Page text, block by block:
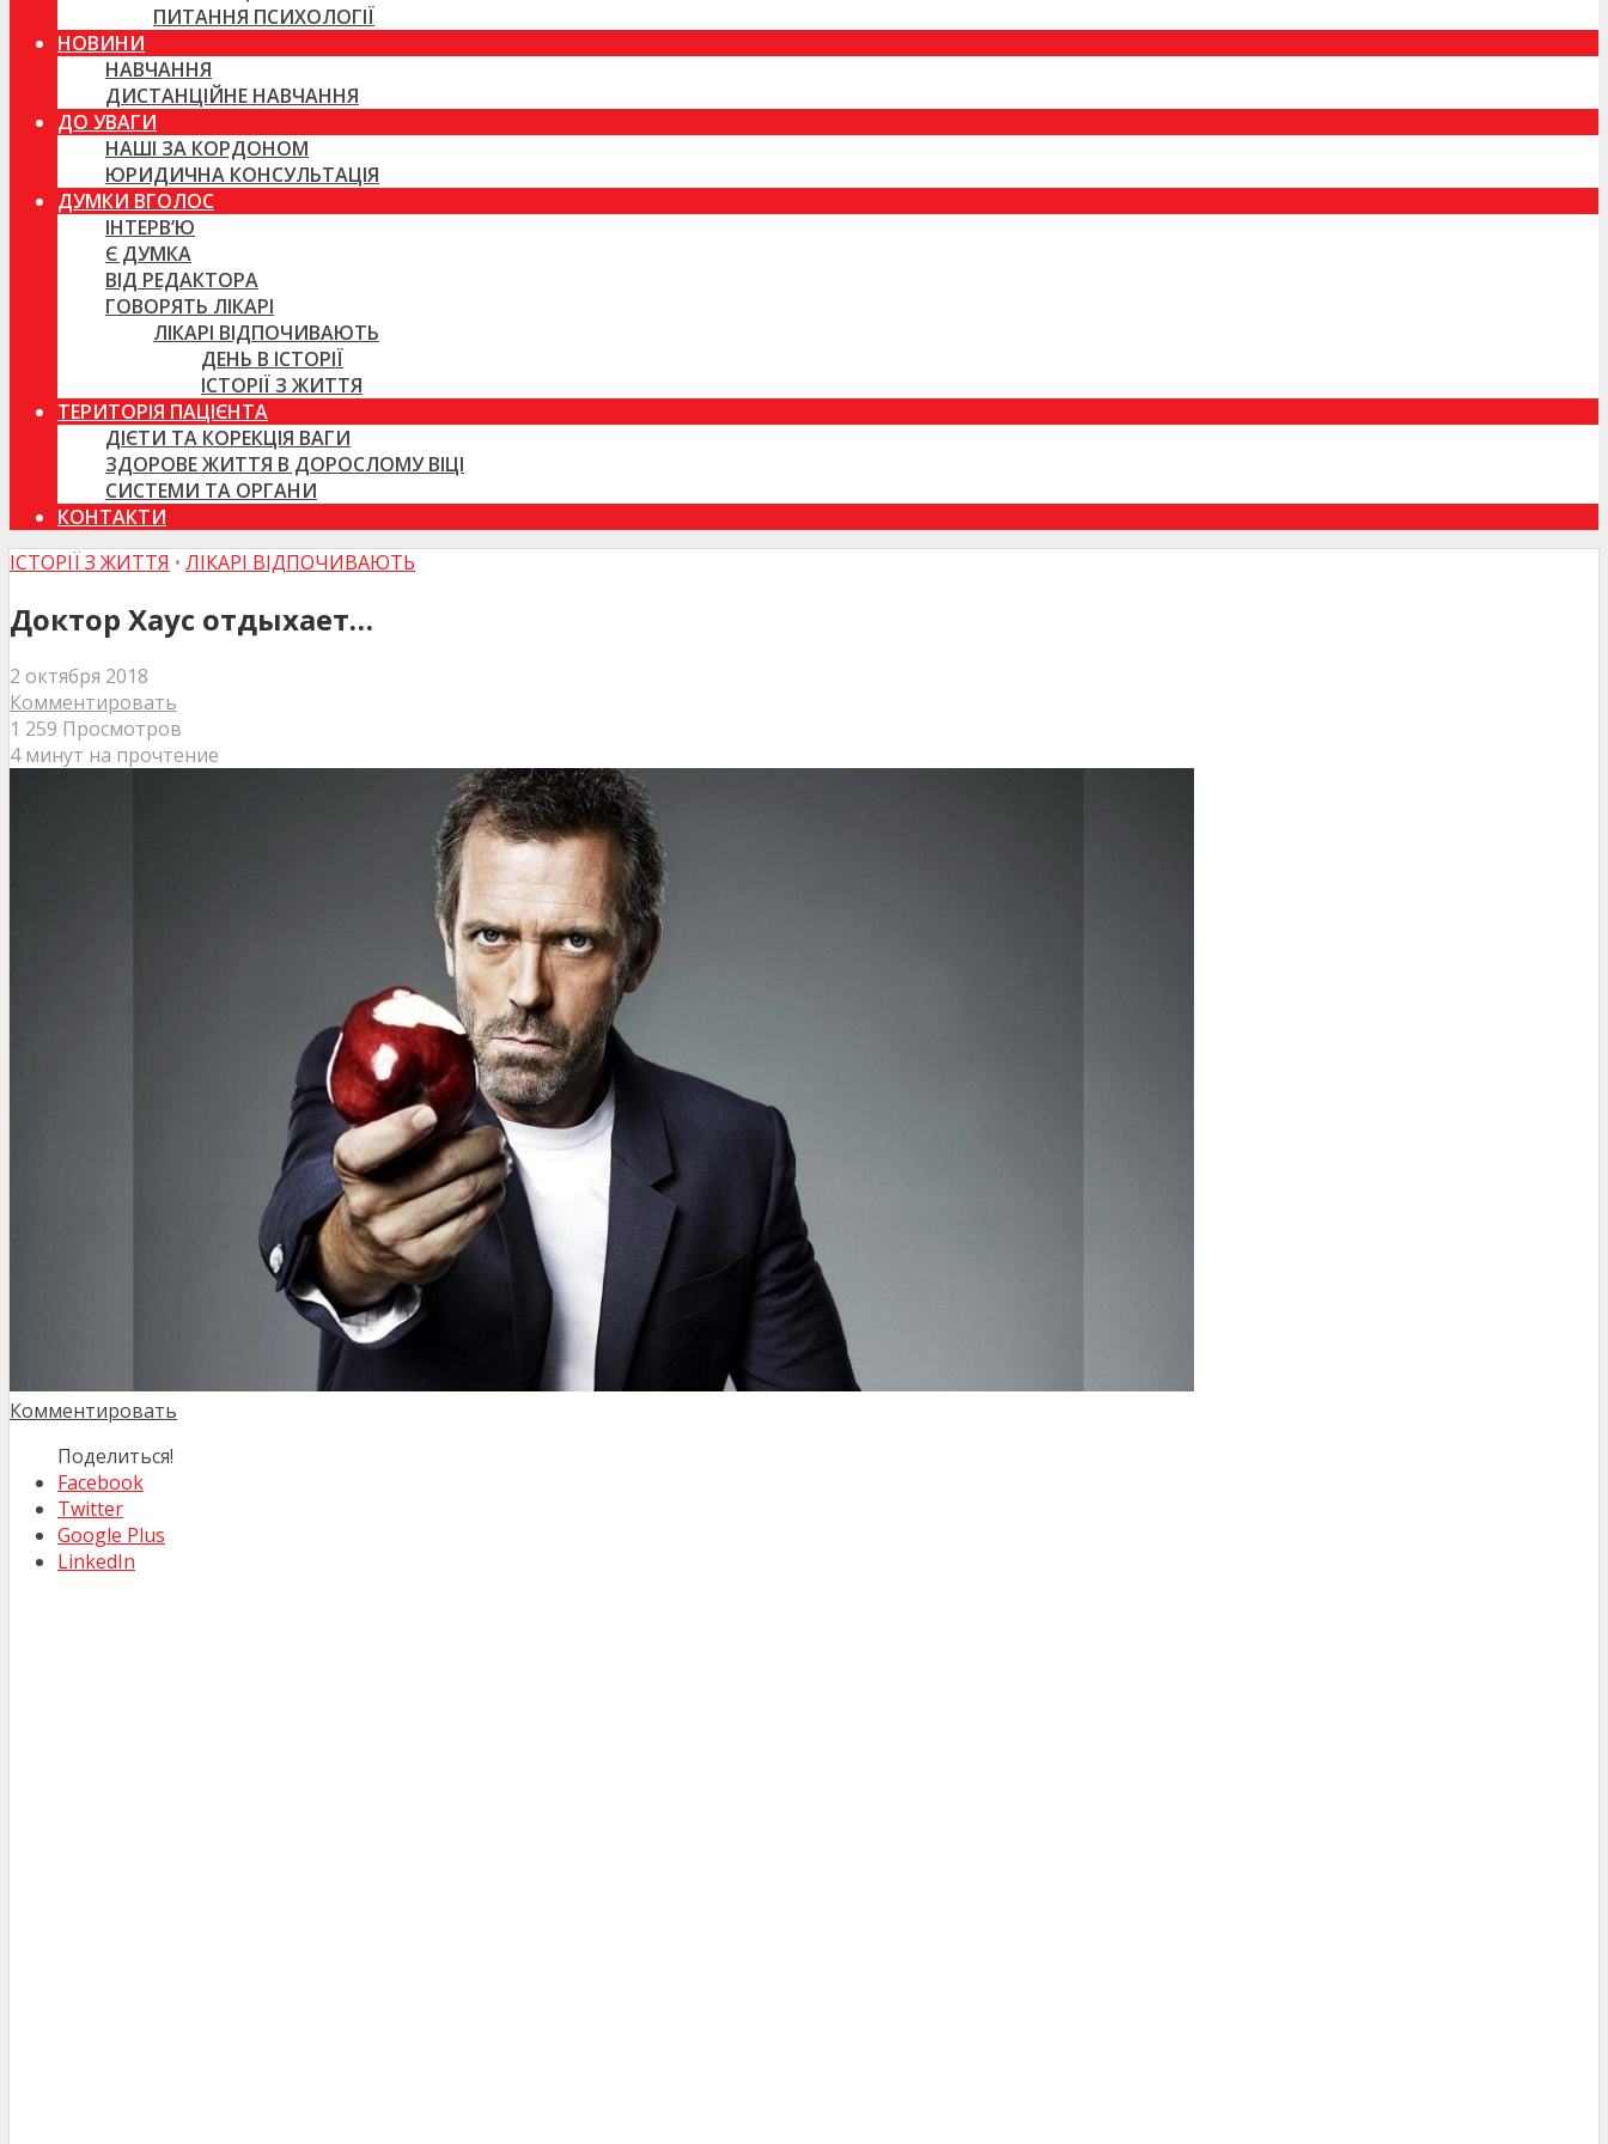
ПИТАННЯ ПСИХОЛОГІЇ
НОВИНИ
НАВЧАННЯ
ДИСТАНЦІЙНЕ НАВЧАННЯ
ДО УВАГИ
НАШІ ЗА КОРДОНОМ
ЮРИДИЧНА КОНСУЛЬТАЦІЯ
ДУМКИ ВГОЛОС
ІНТЕРВ’Ю
Є ДУМКА
ВІД РЕДАКТОРА
ГОВОРЯТЬ ЛІКАРІ
ЛІКАРІ ВІДПОЧИВАЮТЬ
ДЕНЬ В ІСТОРІЇ
ІСТОРІЇ З ЖИТТЯ
ТЕРИТОРІЯ ПАЦІЄНТА
ДІЄТИ ТА КОРЕКЦІЯ ВАГИ
ЗДОРОВЕ ЖИТТЯ В ДОРОСЛОМУ ВІЦІ
СИСТЕМИ ТА ОРГАНИ
КОНТАКТИ
ІСТОРІЇ З ЖИТТЯ • ЛІКАРІ ВІДПОЧИВАЮТЬ
Доктор Хаус отдыхает…
2 октября 2018
Комментировать
1 259 Просмотров
4 минут на прочтение
Комментировать
Поделиться!
Facebook
Twitter
Google Plus
LinkedIn